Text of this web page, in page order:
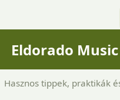
Eldorado Music
Hasznos tippek, praktikák